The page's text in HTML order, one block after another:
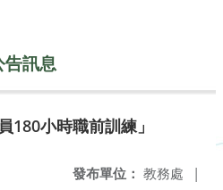
告訊息
180小時職前訓練」
發布單位： 教務處 |